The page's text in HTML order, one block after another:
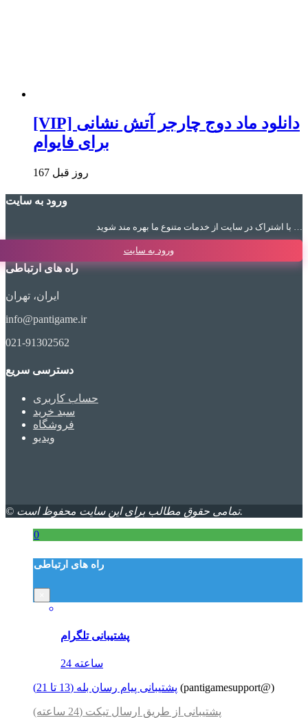
[VIP] دانلود ماد دوج چارجر آتش نشانی
برای فایوام
167 روز قبل
ورود به سایت
ورود به سایت
راه های ارتباطی
ایران، تهران
info@pantigame.ir
021-91302562
دسترسی سریع
حساب کاربری
سبد خرید
فروشگاه
ویدیو
© تمامی حقوق مطالب برای این سایت محفوظ است.
0
راه های ارتباطی
پشتیبانی تلگرام
24 ساعته
پشتیبانی پیام رسان بله (13 تا 21) (pantigamesupport@)
پشتیبانی از طریق ارسال تیکت (24 ساعته)